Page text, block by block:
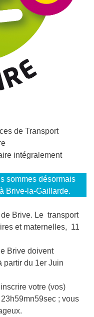
de Transport
intégralement
sommes désormais
Brive-la-Gaillarde.
Brive. Le transport
et maternelles, 11
Brive doivent
partir du 1er Juin
votre (vos)
; vous